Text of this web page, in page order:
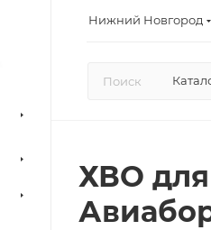
Нижний Новгород
ХВО